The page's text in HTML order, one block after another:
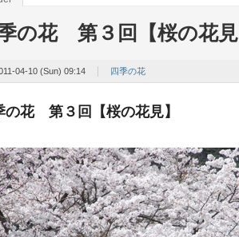
の花 第３回【桜の花
04-10 (Sun) 09:14 四季の花
の花 第３回【桜の花見】